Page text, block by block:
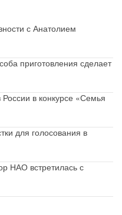
с Анатолием
приготовления сделает
в конкурсе «Семья
для голосования в
НАО встретилась с